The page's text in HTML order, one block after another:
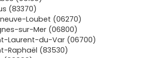
du bassin cannois ou grassois,
d'écoles et de verdure… Sur les
la rotation est fluide.
d'énergie: normes
chauffage optimisé, charges
(83370)
Loubet (06270)
sur-Mer (06800)
Laurent-du-Var (06700)
Raphaël (83530)